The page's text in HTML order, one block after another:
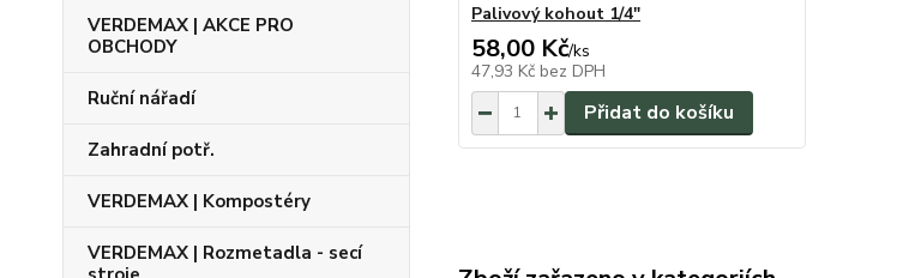
VERDEMAX | AKCE PRO
OBCHODY
Ruční nářadí
Zahradní potř.
VERDEMAX | Kompostéry
VERDEMAX | Rozmetadla - secí
Palivový kohout 1/4"
58,00 Kč/ks
47,93 Kč bez DPH
Přidat do košíku